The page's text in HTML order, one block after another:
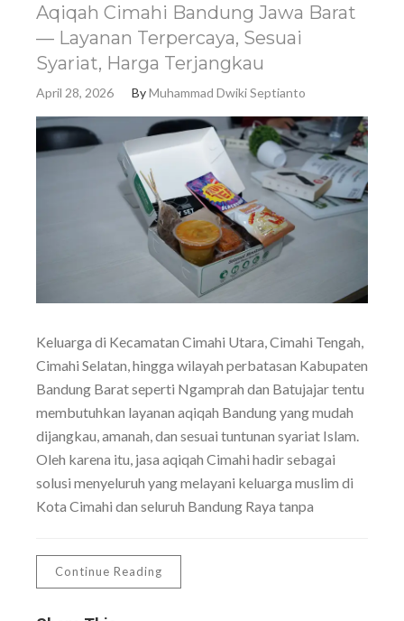
Aqiqah Cimahi Bandung Jawa Barat
— Layanan Terpercaya, Sesuai
Syariat, Harga Terjangkau
April 28, 2026 ByMuhammad Dwiki Septianto
Keluarga di Kecamatan Cimahi Utara, Cimahi Tengah,
Cimahi Selatan, hingga wilayah perbatasan Kabupaten
Bandung Barat seperti Ngamprah dan Batujajar tentu
membutuhkan layanan aqiqah Bandung yang mudah
dijangkau, amanah, dan sesuai tuntunan syariat Islam.
Oleh karena itu, jasa aqiqah Cimahi hadir sebagai
solusi menyeluruh yang melayani keluarga muslim di
Kota Cimahi dan seluruh Bandung Raya tanpa
Continue Reading